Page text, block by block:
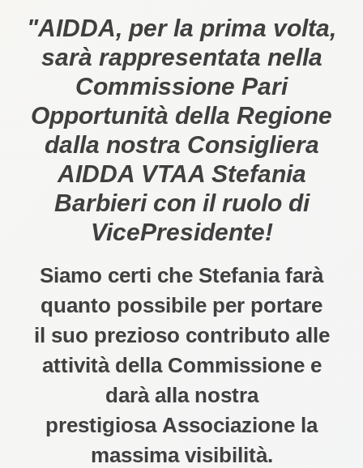
"AIDDA, per la prima volta,
sarà rappresentata nella
Commissione Pari
Opportunità della Regione
dalla ​nostra Consigliera
AIDDA VTAA Stefania
Barbier​i​ con il ruolo di
VicePresidente!
Siamo certi che Stefania farà
quanto possibile per portare
il suo prezioso contributo alle
attività della Commissione e
darà alla nostra
prestigiosa Associazione la
massima visibilità.